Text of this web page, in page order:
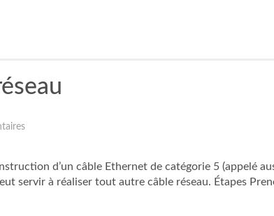
d’un câble Ethernet de catégorie 5 (appelé
servir à réaliser tout autre câble réseau. Étapes